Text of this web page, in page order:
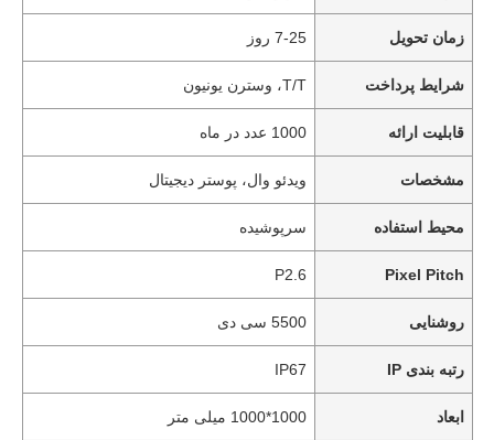
زمان تحویل 7-25 روز
شرایط پرداخت T/T، وسترن یونیون
قابلیت ارائه 1000 عدد در ماه
مشخصات ویدئو وال، پوستر دیجیتال
محیط استفاده سرپوشیده
Pixel Pitch
P2.6
روشنایی 5500 سی دی
رتبه بندی IP IP67
ابعاد 1000*1000 میلی متر